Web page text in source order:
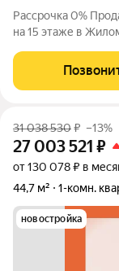
Рассрочка 0%
на 15 этаже в
олимпийских
фигурного
31 038 530₽ –13%
27 003 521 ₽
от 130 078 ₽ в
44,7 м²
1-комн.
новостройка